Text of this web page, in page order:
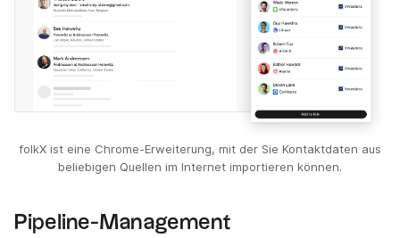
folkX ist eine Chrome-Erweiterung, mit der Sie Kontaktdaten aus
beliebigen Quellen im Internet importieren können.
Pipeline-Management